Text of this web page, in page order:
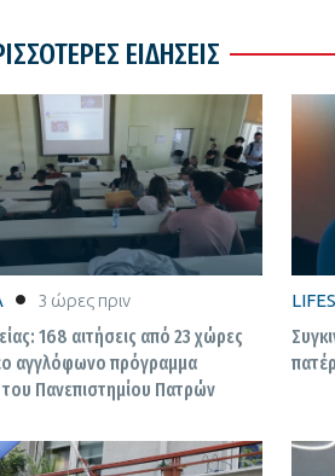
ΕΙΔΗΣΕΙΣ
3 ώρες πριν
168 αιτήσεις από 23 χώρες
αγγλόφωνο πρόγραμμα
του Πανεπιστημίου Πατρών